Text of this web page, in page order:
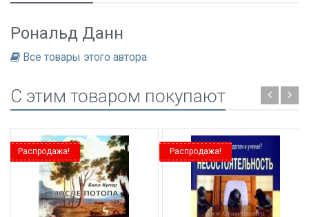
Рональд Данн
Все товары этого автора
C этим товаром покупают
Распродажа! Распродажа!